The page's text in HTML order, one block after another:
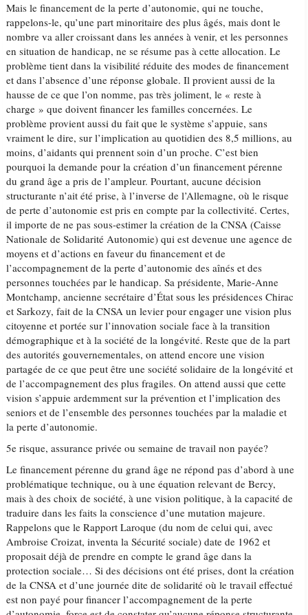
Mais le financement de la perte d’autonomie, qui ne touche,
rappelons-le, qu’une part minoritaire des plus âgés, mais dont le
nombre va aller croissant dans les années à venir, et les personnes
en situation de handicap, ne se résume pas à cette allocation. Le
problème tient dans la visibilité réduite des modes de financement
et dans l’absence d’une réponse globale. Il provient aussi de la
hausse de ce que l’on nomme, pas très joliment, le « reste à
charge » que doivent financer les familles concernées. Le
problème provient aussi du fait que le système s’appuie, sans
vraiment le dire, sur l’implication au quotidien des 8,5 millions, au
moins, d’aidants qui prennent soin d’un proche. C’est bien
pourquoi la demande pour la création d’un financement pérenne
du grand âge a pris de l’ampleur. Pourtant, aucune décision
structurante n’ait été prise, à l’inverse de l’Allemagne, où le risque
de perte d’autonomie est pris en compte par la collectivité. Certes,
il importe de ne pas sous-estimer la création de la CNSA (Caisse
Nationale de Solidarité Autonomie) qui est devenue une agence de
moyens et d’actions en faveur du financement et de
l’accompagnement de la perte d’autonomie des aînés et des
personnes touchées par le handicap. Sa présidente, Marie-Anne
Montchamp, ancienne secrétaire d’État sous les présidences Chirac
et Sarkozy, fait de la CNSA un levier pour engager une vision plus
citoyenne et portée sur l’innovation sociale face à la transition
démographique et à la société de la longévité. Reste que de la part
des autorités gouvernementales, on attend encore une vision
partagée de ce que peut être une société solidaire de la longévité et
de l’accompagnement des plus fragiles. On attend aussi que cette
vision s’appuie ardemment sur la prévention et l’implication des
seniors et de l’ensemble des personnes touchées par la maladie et
la perte d’autonomie.
5e risque, assurance privée ou semaine de travail non payée?
Le financement pérenne du grand âge ne répond pas d’abord à une
problématique technique, ou à une équation relevant de Bercy,
mais à des choix de société, à une vision politique, à la capacité de
traduire dans les faits la conscience d’une mutation majeure.
Rappelons que le Rapport Laroque (du nom de celui qui, avec
Ambroise Croizat, inventa la Sécurité sociale) date de 1962 et
proposait déjà de prendre en compte le grand âge dans la
protection sociale… Si des décisions ont été prises, dont la création
de la CNSA et d’une journée dite de solidarité où le travail effectué
est non payé pour financer l’accompagnement de la perte